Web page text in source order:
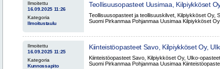
Ilmoitettu
16.09.2025 11:26
Kategoria
Ilmoitustaulu
Teollisuusopasteet Uusimaa, Kilpiykköset
Teollisuuskilvet Uusimaa Savonlinna Keski-
Pohjanmaa Itä-Suomi
Teollisuusopasteet ja teollisuuskilvet, Kilpiykköset Oy,
Suomi Pirkanmaa Pohjanmaa Uusimaa Kilpiykköset
Ilmoitettu
16.09.2025 11:25
Kategoria
Kunnossapito
Kiinteistöopasteet Savo, Kilpiykköset Oy,
Kiinteistöopasteet Savo Savonlinna
Pirkanmaa Pohjanmaa Itä-Suomi
Kiinteistöopasteet Savo, Kilpiykköset Oy, Ulko-
Suomi Pirkanmaa Pohjanmaa Uusimaa